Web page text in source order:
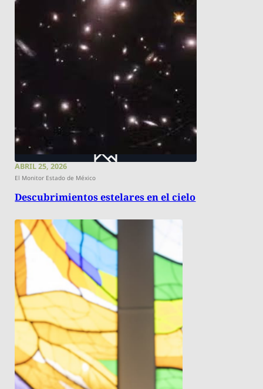
ABRIL 25, 2026
El Monitor Estado de México
Descubrimientos estelares en el cielo